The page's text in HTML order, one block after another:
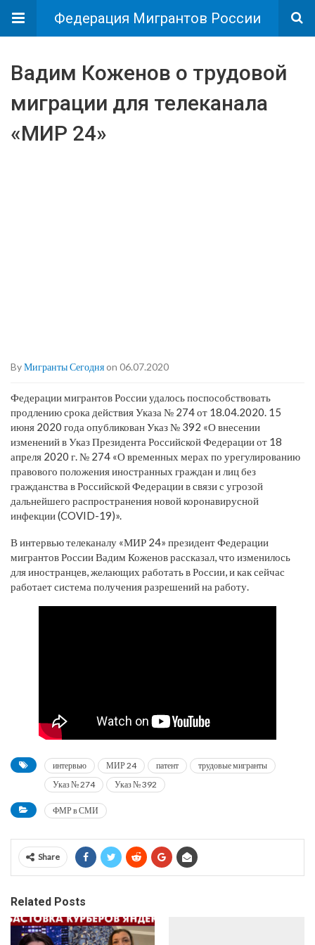
Федерация Мигрантов России
Вадим Коженов о трудовой
миграции для телеканала
«МИР 24»
ByМигранты Сегодняon 06.07.2020
Федерации мигрантов России удалось поспособствовать
продлению срока действия Указа № 274 от 18.04.2020. 15
июня 2020 года опубликован Указ № 392 «О внесении
изменений в Указ Президента Российской Федерации от 18
апреля 2020 г. № 274 «О временных мерах по урегулированию
правового положения иностранных граждан и лиц без
гражданства в Российской Федерации в связи с угрозой
дальнейшего распространения новой коронавирусной
инфекции (COVID-19)».
В интервью телеканалу «МИР 24» президент Федерации
мигрантов России Вадим Коженов рассказал, что изменилось
для иностранцев, желающих работать в России, и как сейчас
работает система получения разрешений на работу.
интервью МИР 24 патент
трудовые мигранты
Указ № 274
Указ № 392
ФМР в СМИ
Share
Related Posts